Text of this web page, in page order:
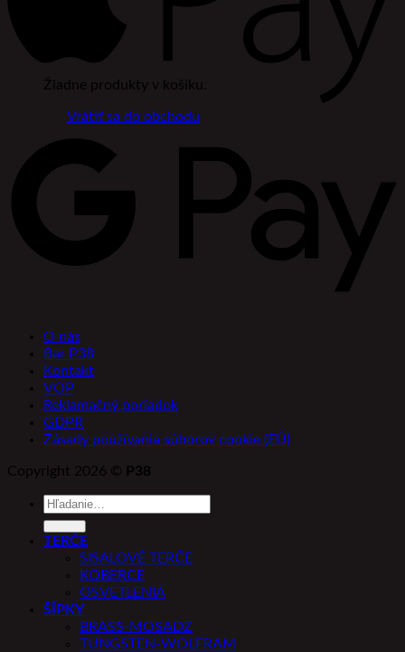
Žiadne produkty v košíku.
Vrátiť sa do obchodu
O nás
Bar P38
Kontakt
VOP
Reklamačný poriadok
GDPR
Zásady používania súborov cookie (EÚ)
Copyright 2026 © P38
Hľadať:
TERČE
SISALOVÉ TERČE
KOBERCE
OSVETLENIA
ŠÍPKY
BRASS-MOSADZ
TUNGSTEN-WOLFRAM